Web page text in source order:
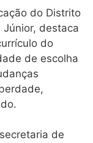
do Distrito
Júnior, destaca
do
de escolha
de